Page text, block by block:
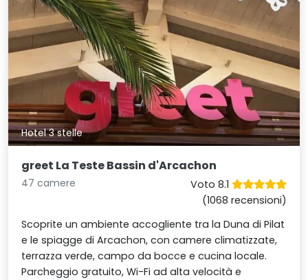
Hotel 3 stelle
greet La Teste Bassin d'Arcachon
47 camere
Voto 8.1
(1068 recensioni)
Scoprite un ambiente accogliente tra la Duna di Pilat
e le spiagge di Arcachon, con camere climatizzate,
terrazza verde, campo da bocce e cucina locale.
Parcheggio gratuito, Wi-Fi ad alta velocità e